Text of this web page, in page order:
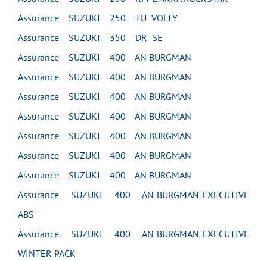
Assurance SUZUKI 250 TU VOLTY
Assurance SUZUKI 350 DR SE
Assurance SUZUKI 400 AN BURGMAN
Assurance SUZUKI 400 AN BURGMAN
Assurance SUZUKI 400 AN BURGMAN
Assurance SUZUKI 400 AN BURGMAN
Assurance SUZUKI 400 AN BURGMAN
Assurance SUZUKI 400 AN BURGMAN
Assurance SUZUKI 400 AN BURGMAN
Assurance SUZUKI 400 AN BURGMAN EXECUTIVE
ABS
Assurance SUZUKI 400 AN BURGMAN EXECUTIVE
WINTER PACK